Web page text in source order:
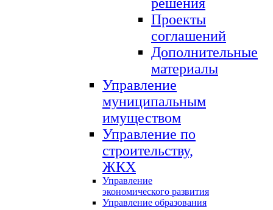
Проекты
соглашений
Дополнительные
материалы
Управление
муниципальным
имуществом
Управление по
строительству,
ЖКХ
Управление
экономического развития
Управление образования